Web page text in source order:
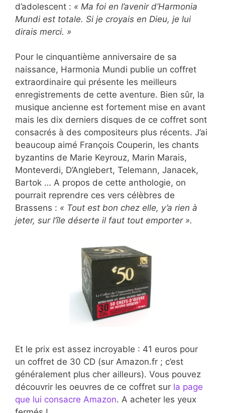
d’adolescent : « Ma foi en l’avenir d’Harmonia
Mundi est totale. Si je croyais en Dieu, je lui
dirais merci. »
Pour le cinquantième anniversaire de sa
naissance, Harmonia Mundi publie un coffret
extraordinaire qui présente les meilleurs
enregistrements de cette aventure. Bien sûr, la
musique ancienne est fortement mise en avant
mais les dix derniers disques de ce coffret sont
consacrés à des compositeurs plus récents. J’ai
beaucoup aimé François Couperin, les chants
byzantins de Marie Keyrouz, Marin Marais,
Monteverdi, D’Anglebert, Telemann, Janacek,
Bartok … A propos de cette anthologie, on
pourrait reprendre ces vers célèbres de
Brassens : « Tout est bon chez elle, y’a rien à
jeter, sur l’île déserte il faut tout emporter ».
Et le prix est assez incroyable : 41 euros pour
un coffret de 30 CD (sur Amazon.fr ; c’est
généralement plus cher ailleurs). Vous pouvez
découvrir les oeuvres de ce coffret sur la page
que lui consacre Amazon. A acheter les yeux